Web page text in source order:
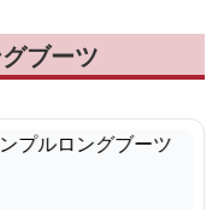
ブーツ